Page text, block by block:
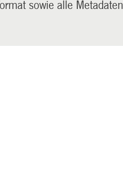
sowie alle Metadaten